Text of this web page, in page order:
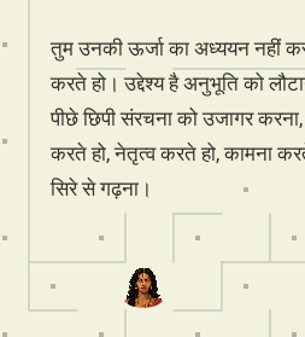
तुम उनकी ऊर्जा का अध्ययन नहीं
करते हो। उद्देश्य है अनुभूति को
पीछे छिपी संरचना को उजागर
करते हो, नेतृत्व करते हो, कामना
सिरे से गढ़ना।